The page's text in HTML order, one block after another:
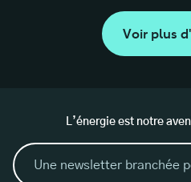
Voir plus
L’énergie est notre